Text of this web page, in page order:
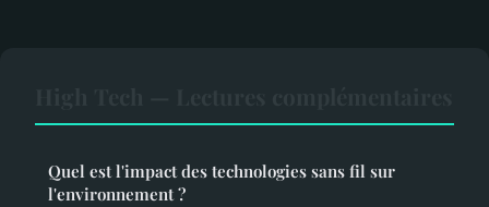
Quel est l'impact des technologies sans fil sur
l'environnement ?